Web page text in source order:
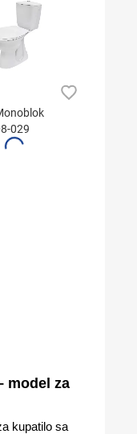
029
model za
kupatilo sa